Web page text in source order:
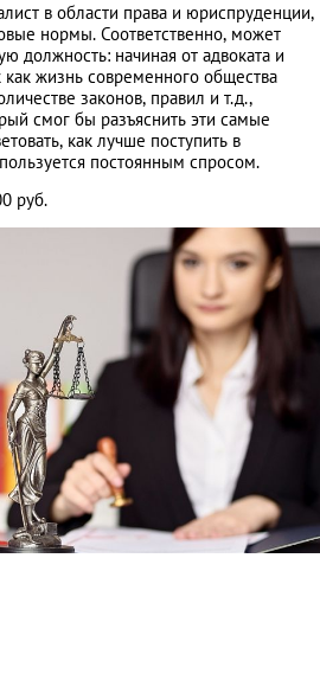
в области права и юриспруденции,
нормы. Соответственно, может
должность: начиная от адвоката и
как жизнь современного общества
законов, правил и т.д.,
смог бы разъяснить эти самые
как лучше поступить в
постоянным спросом.
руб.